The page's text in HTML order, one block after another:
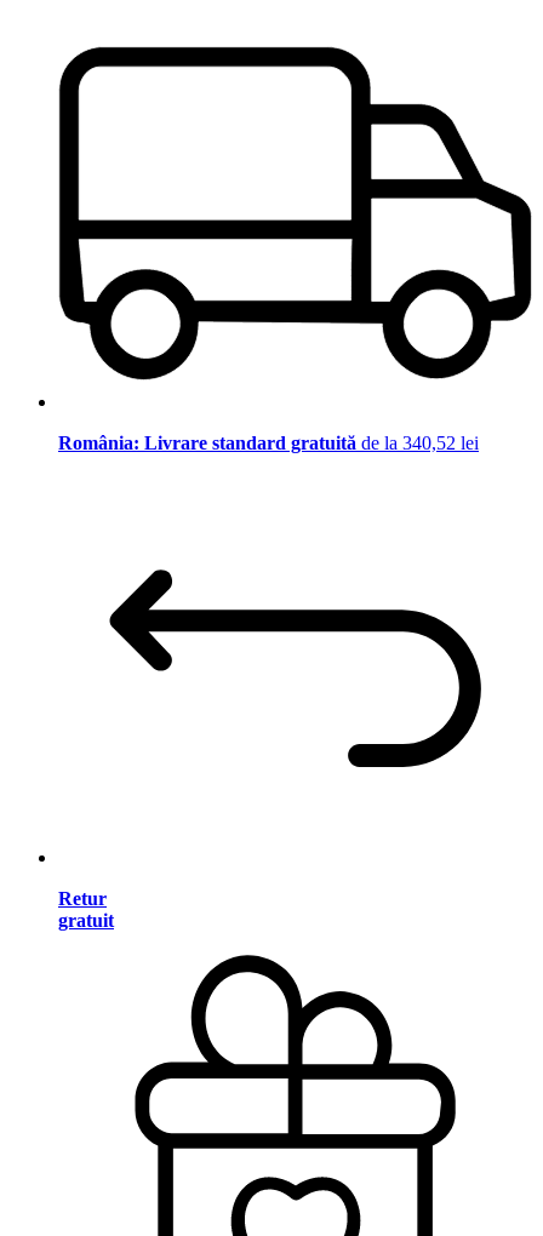
România: Livrare standard gratuită de la 340,52 lei
Retur
gratuit